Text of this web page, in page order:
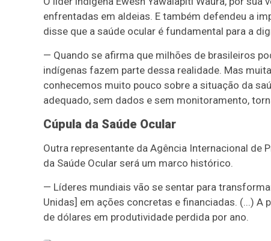
enfrentadas em aldeias. E também defendeu a
disse que a saúde ocular é fundamental para a
— Quando se afirma que milhões de brasileiros
indígenas fazem parte dessa realidade. Mas
conhecemos muito pouco sobre a situação da
adequado, sem dados e sem monitoramento,
Cúpula da Saúde Ocular
Outra representante da Agência Internacional de
da Saúde Ocular será um marco histórico.
— Líderes mundiais vão se sentar para
Unidas] em ações concretas e financiadas. (...)
de dólares em produtividade perdida por ano.